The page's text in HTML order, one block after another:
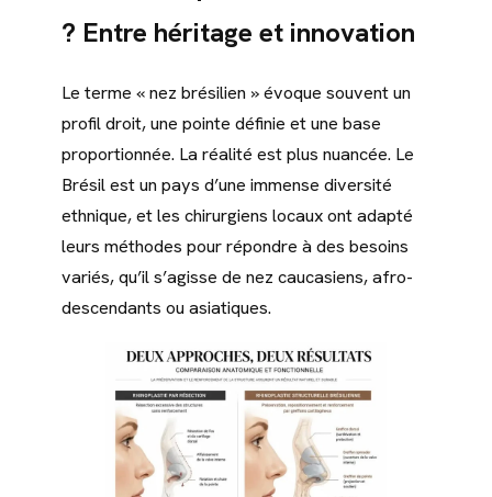
? Entre héritage et innovation
Le terme « nez brésilien » évoque souvent un
profil droit, une pointe définie et une base
proportionnée. La réalité est plus nuancée. Le
Brésil est un pays d’une immense diversité
ethnique, et les chirurgiens locaux ont adapté
leurs méthodes pour répondre à des besoins
variés, qu’il s’agisse de nez caucasiens, afro-
descendants ou asiatiques.